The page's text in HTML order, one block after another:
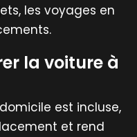
les voyages en
la voiture à
est incluse,
et rend